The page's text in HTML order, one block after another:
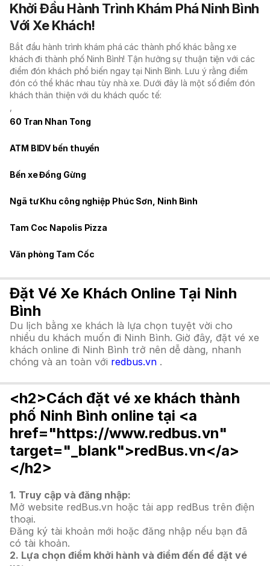
Khởi Đầu Hành Trình Khám Phá Ninh Bình
Với Xe Khách!
Bắt đầu hành trình khám phá các thành phố khác bằng xe
khách đi thành phố Ninh Bình! Tận hưởng sự thuận tiện với các
điểm đón khách phổ biến ngay tại Ninh Bình. Lưu ý rằng điểm
đón có thể khác nhau tùy nhà xe. Dưới đây là một số điểm đón
khách thân thiện với du khách quốc tế:
60 Tran Nhan Tong
ATM BIDV bến thuyền
Bến xe Đồng Gừng
Ngã tư Khu công nghiệp Phúc Sơn, Ninh Bình
Tam Coc Napolis Pizza
Văn phòng Tam Cốc
Đặt Vé Xe Khách Online Tại Ninh
Bình
Du lịch bằng xe khách là lựa chọn tuyệt vời cho
nhiều du khách muốn đi Ninh Bình. Giờ đây, đặt vé xe
khách online đi Ninh Bình trở nên dễ dàng, nhanh
chóng và an toàn với redbus.vn .
<h2>Cách đặt vé xe khách thành
phố Ninh Bình online tại <a
href="https://www.redbus.vn"
target="_blank">redBus.vn</a>
</h2>
1. Truy cập và đăng nhập:
Mở website redBus.vn hoặc tải app redBus trên điện
thoại.
Đăng ký tài khoản mới hoặc đăng nhập nếu bạn đã
có tài khoản.
2. Lựa chọn điểm khởi hành và điểm đến để đặt vé